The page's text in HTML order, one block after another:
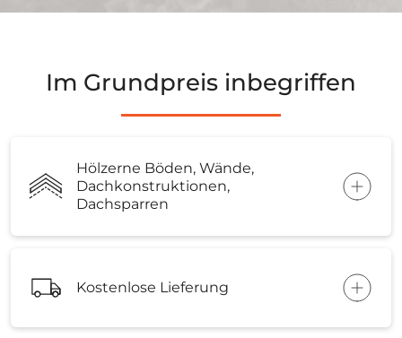
Im Grundpreis inbegriffen
Hölzerne Böden, Wände,
Dachkonstruktionen,
Dachsparren
Kostenlose Lieferung